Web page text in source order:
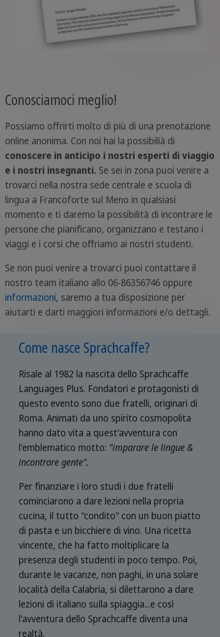
Conosciamoci meglio!
Possiamo offrirti molto di più di una prenotazione
online anonima. Con noi hai la possibilià di
conoscere in anticipo i nostri esperti di viaggio
e i nostri insegnanti. Se sei in zona puoi venire a
trovarci nella nostra sede centrale e scuola di
lingua a Francoforte sul Meno in qualsiasi
momento e ti daremo la possibilità di incontrare le
persone che pianificano, organizzano e testano i
viaggi e i corsi che offriamo ai nostri studenti.
Se non puoi venire a trovarci puoi contattare il
nostro team italiano allo 06-86356746 oppure
informazioni, saremo a tua disposizione per
aiutarti e darti maggiori informazioni e/o dettagli.
Come nasce Sprachcaffe?
Risale al 1982 la nascita dello Sprachcaffe
Languages Plus. Fondatori e protagonisti di
questo evento sono due fratelli, originari di
Roma. Animati da uno spirito cosmopolita
hanno dato vita a quest'avventura con
l'emblematico motto: "imparare le lingue &
incontrare gente".
Per finanziare i loro studi i due fratelli
cominciarono a dare lezioni nella propria
cucina, il tutto "condito" con un buon piatto
di pasta e un bicchiere di vino. Una ricetta
vincente, che ha fatto moltiplicare la
presenza degli studenti in poco tempo. Poi,
durante le vacanze, non paghi, in una solare
località della Calabria, si dilettarono a dare
lezioni di italiano sulla spiaggia...e così
l'avventura dello Sprachcaffe diventa una
realtà.